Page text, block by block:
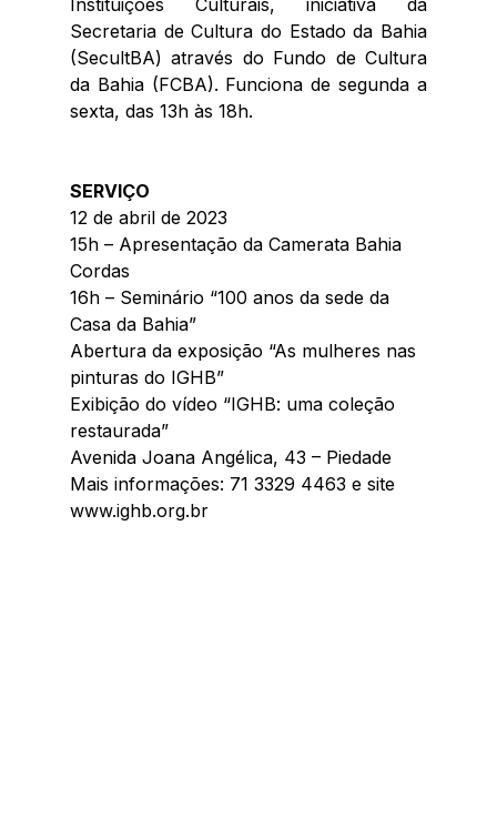
Secretaria de Cultura do Estado da Bahia
(SecultBA) através do Fundo de Cultura
da Bahia (FCBA). Funciona de segunda a
sexta, das 13h às 18h.
SERVIÇO
12 de abril de 2023
15h – Apresentação da Camerata Bahia
Cordas
16h – Seminário “100 anos da sede da
Casa da Bahia”
Abertura da exposição “As mulheres nas
pinturas do IGHB”
Exibição do vídeo “IGHB: uma coleção
restaurada”
Avenida Joana Angélica, 43 – Piedade
Mais informações: 71 3329 4463 e site
www.ighb.org.br